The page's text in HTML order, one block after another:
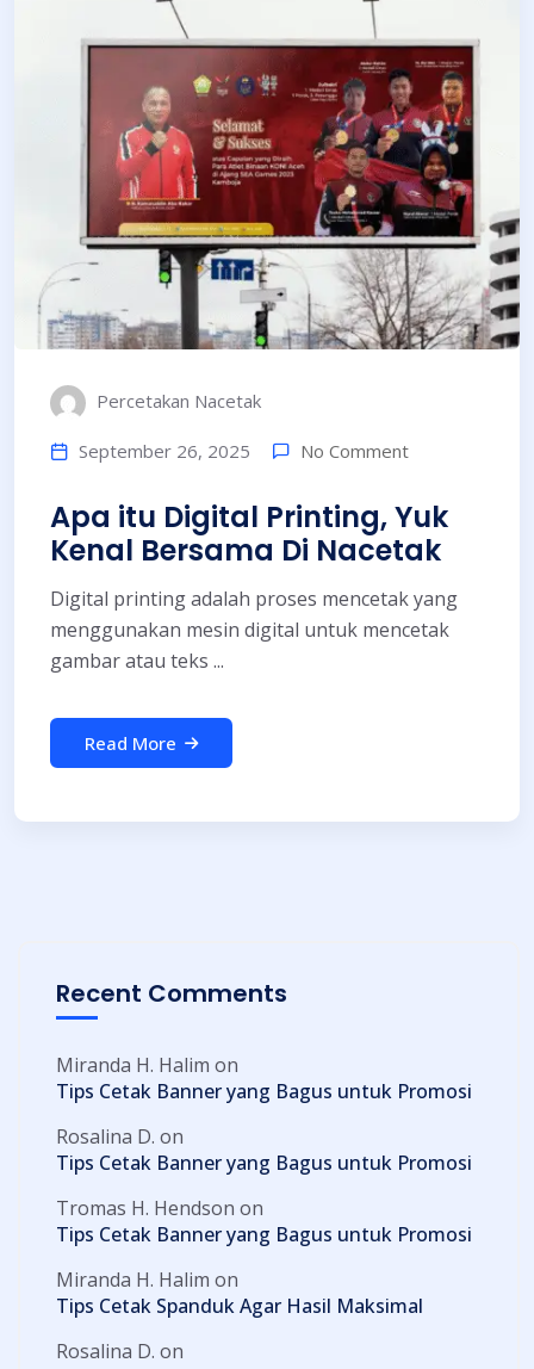
Percetakan Nacetak
September 26, 2025 No Comment
Apa itu Digital Printing, Yuk
Kenal Bersama Di Nacetak
Digital printing adalah proses mencetak yang
menggunakan mesin digital untuk mencetak
gambar atau teks ...
Read More
Recent Comments
Miranda H. Halim on
Tips Cetak Banner yang Bagus untuk Promosi
Rosalina D. on
Tips Cetak Banner yang Bagus untuk Promosi
Tromas H. Hendson on
Tips Cetak Banner yang Bagus untuk Promosi
Miranda H. Halim on
Tips Cetak Spanduk Agar Hasil Maksimal
Rosalina D. on